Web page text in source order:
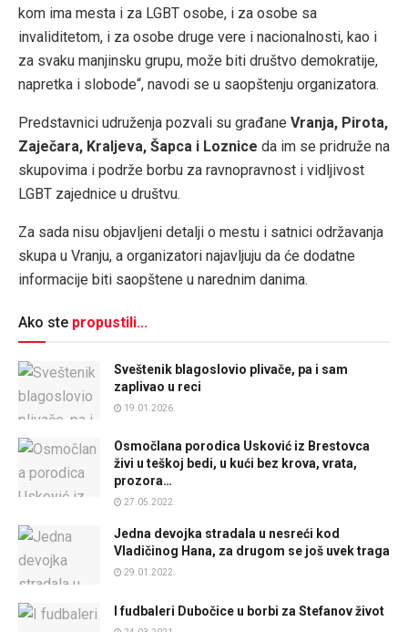
kom ima mesta i za LGBT osobe, i za osobe sa
invaliditetom, i za osobe druge vere i nacionalnosti, kao i
za svaku manjinsku grupu, može biti društvo demokratije,
napretka i slobode“, navodi se u saopštenju organizatora.
Predstavnici udruženja pozvali su građane Vranja, Pirota,
Zaječara, Kraljeva, Šapca i Loznice da im se pridruže na
skupovima i podrže borbu za ravnopravnost i vidljivost
LGBT zajednice u društvu.
Za sada nisu objavljeni detalji o mestu i satnici održavanja
skupa u Vranju, a organizatori najavljuju da će dodatne
informacije biti saopštene u narednim danima.
Ako ste propustili...
Sveštenik blagoslovio plivače, pa i sam
zaplivao u reci
19.01.2026.
Osmočlana porodica Usković iz Brestovca
živi u teškoj bedi, u kući bez krova, vrata,
prozora…
27.05.2022.
Jedna devojka stradala u nesreći kod
Vladičinog Hana, za drugom se još uvek traga
29.01.2022.
I fudbaleri Dubočice u borbi za Stefanov život